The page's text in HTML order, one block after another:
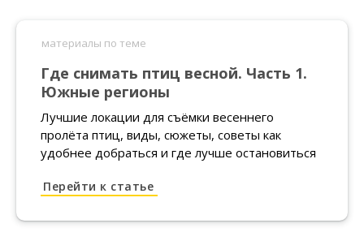
Где снимать птиц весной. Часть 1.
Южные регионы
Лучшие локации для съёмки весеннего
пролёта птиц, виды, сюжеты, советы как
удобнее добраться и где лучше остановиться